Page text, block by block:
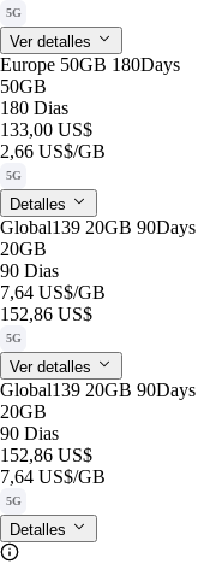
5G
Ver detalles
Europe 50GB 180Days
50GB
180 Dias
133,00 US$
2,66 US$/GB
5G
Detalles
Global139 20GB 90Days
20GB
90 Dias
7,64 US$/GB
152,86 US$
5G
Ver detalles
Global139 20GB 90Days
20GB
90 Dias
152,86 US$
7,64 US$/GB
5G
Detalles